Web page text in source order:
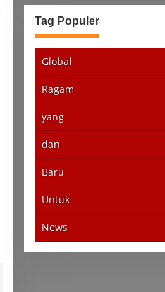
Tag Populer
Global
Ragam
yang
dan
Baru
Untuk
News